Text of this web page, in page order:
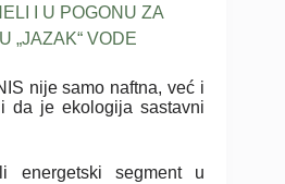
I U POGONU ZA
„JAZAK“ VODE
nije samo naftna, već i
da je ekologija sastavni
energetski segment u